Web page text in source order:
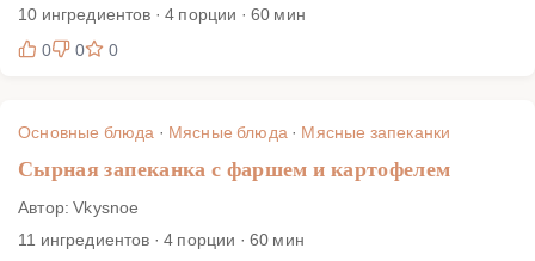
10 ингредиентов · 4 порции · 60 мин
0
0 0
Основные блюда · Мясные блюда· Мясные запеканки
Сырная запеканка с фаршем и картофелем
Автор: Vkysnoe
11 ингредиентов · 4 порции · 60 мин